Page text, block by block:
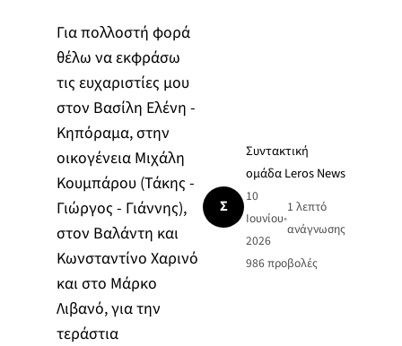
Για πολλοστή φορά
θέλω να εκφράσω
τις ευχαριστίες μου
στον Βασίλη Ελένη -
Κηπόραμα, στην
οικογένεια Μιχάλη
Κουμπάρου (Τάκης -
Γιώργος - Γιάννης),
στον Βαλάντη και
Κωνσταντίνο Χαρινό
και στο Μάρκο
Λιβανό, για την
τεράστια
Σ
Συντακτική
ομάδα Leros News
10
Ιουνίου
2026
•
1 λεπτό
ανάγνωσης
986προβολές